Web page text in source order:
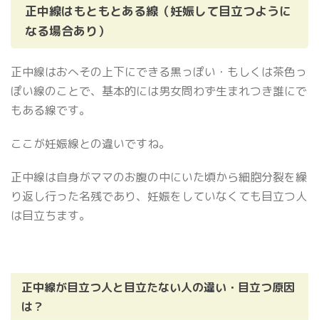
正中線はもともとある線（妊娠して目立つように
なる場合あり）
正中線はおへその上下にできる黒っぽい・もしくは茶色っ
ぽい線のことで、基本的には男女問わず生まれつき誰にで
もある線です。
ここが妊娠線との違いですね。
正中線は自身がママのお腹の中にいた頃から細胞分裂を繰
り返し行った名残であり、妊娠をしていなくても目立つ人
は目立ちます。
正中線が目立つ人と目立たない人の違い・目立つ原因
は？